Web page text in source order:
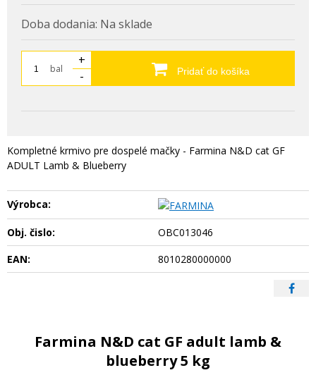
Doba dodania: Na sklade
bal
+
-
Pridať do košíka
Kompletné krmivo pre dospelé mačky - Farmina N&D cat GF
ADULT Lamb & Blueberry
Výrobca:
Obj. čislo:
OBC013046
EAN:
8010280000000
Farmina N&D cat GF adult lamb &
blueberry 5 kg